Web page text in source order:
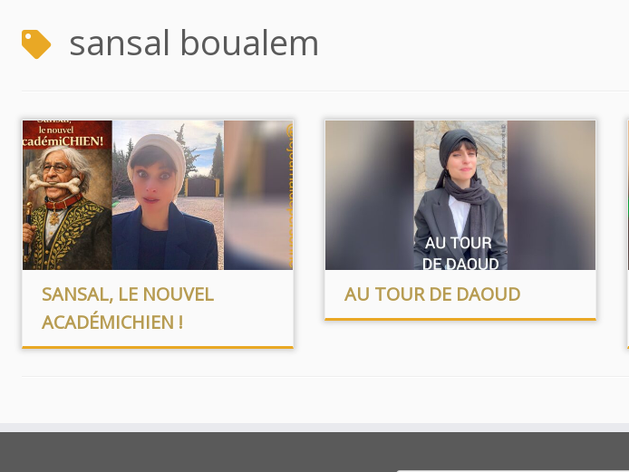
sansal boualem
SANSAL, LE NOUVEL
ACADÉMICHIEN !
AU TOUR DE DAOUD